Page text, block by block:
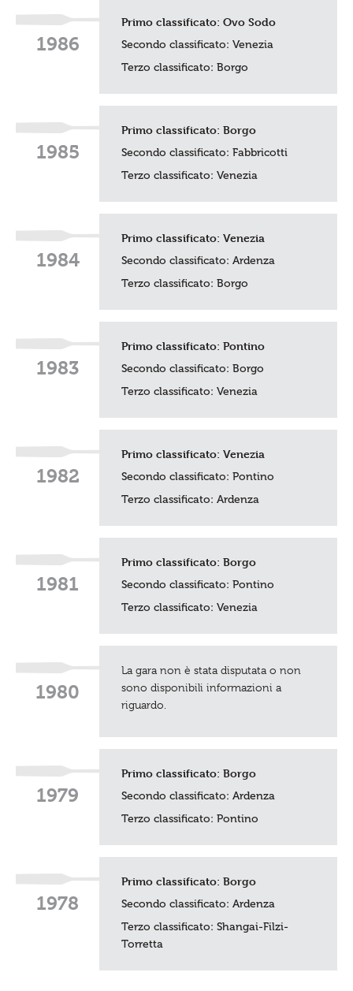
1986
Primo classificato:Ovo Sodo
Secondo classificato:Venezia
Terzo classificato: Borgo
1985
Primo classificato:Borgo
Secondo classificato: Fabbricotti
Terzo classificato:Venezia
1984
Primo classificato:Venezia
Secondo classificato:Ardenza
Terzo classificato: Borgo
1983
Primo classificato:Pontino
Secondo classificato: Borgo
Terzo classificato:Venezia
1982
Primo classificato:Venezia
Secondo classificato:Pontino
Terzo classificato:Ardenza
1981
Primo classificato:Borgo
Secondo classificato:Pontino
Terzo classificato:Venezia
1980
La gara non è stata disputata o non
sono disponibili informazioni a
riguardo.
1979
Primo classificato:Borgo
Secondo classificato: Ardenza
Terzo classificato:Pontino
1978
Primo classificato:Borgo
Secondo classificato: Ardenza
Terzo classificato: Shangai-Filzi-
Torretta